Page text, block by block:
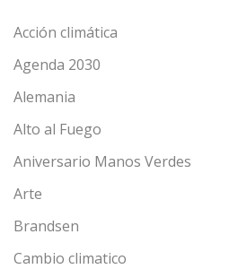
Acción climática
Agenda 2030
Alemania
Alto al Fuego
Aniversario Manos Verdes
Arte
Brandsen
Cambio climatico